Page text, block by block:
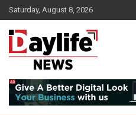
Skip
to
content
Saturday, August 8, 2026
daylifenews